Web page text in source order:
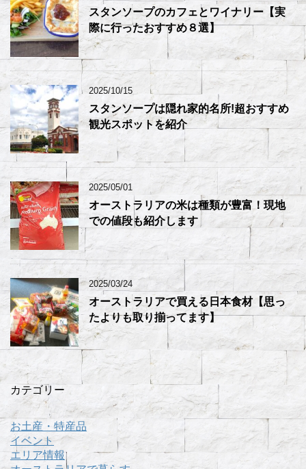
スタンソープのカフェとワイナリー【実
際に行ったおすすめ８選】
2025/10/15
スタンソープは隠れ家的名所!超おすすめ
観光スポットを紹介
2025/05/01
オーストラリアの米は種類が豊富！現地
での値段も紹介します
2025/03/24
オーストラリアで買える日本食材【思っ
たよりも取り揃ってます】
カテゴリー
お土産・特産品
イベント
エリア情報